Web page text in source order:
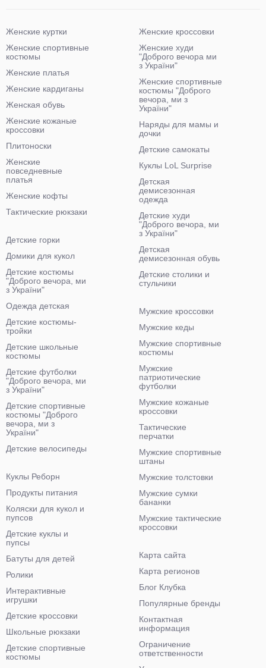
Женские куртки
Женские спортивные
костюмы
Женские платья
Женские кардиганы
Женская обувь
Женские кожаные
кроссовки
Плитоноски
Женские
повседневные
платья
Женские кофты
Тактические рюкзаки
Женские кроссовки
Женские худи
"Доброго вечора ми
з України"
Женские спортивные
костюмы "Доброго
вечора, ми з
України"
Наряды для мамы и
дочки
Детские самокаты
Куклы LoL Surprise
Детская
демисезонная
одежда
Детские худи
"Доброго вечора, ми
з України"
Детская
демисезонная обувь
Детские столики и
стульчики
Детские горки
Домики для кукол
Детские костюмы
"Доброго вечора, ми
з України"
Одежда детская
Детские костюмы-
тройки
Детские школьные
костюмы
Детские футболки
"Доброго вечора, ми
з України"
Детские спортивные
костюмы "Доброго
вечора, ми з
України"
Детские велосипеды
Мужские кроссовки
Мужские кеды
Мужские спортивные
костюмы
Мужские
патриотические
футболки
Мужские кожаные
кроссовки
Тактические
перчатки
Мужские спортивные
штаны
Мужские толстовки
Мужские сумки
бананки
Мужские тактические
кроссовки
Куклы Реборн
Продукты питания
Коляски для кукол и
пупсов
Детские куклы и
пупсы
Батуты для детей
Ролики
Интерактивные
игрушки
Детские кроссовки
Школьные рюкзаки
Детские спортивные
костюмы
Карта сайта
Карта регионов
Блог Клубка
Популярные бренды
Контактная
информация
Ограничение
ответственности